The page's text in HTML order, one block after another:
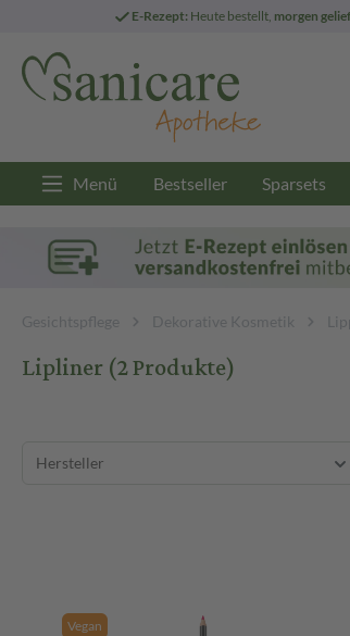
E-Rezept: Heute bestellt, morgen
Menü Bestseller Sparsets
Gesichtspflege Dekorative Kosmetik
Lipliner(2 Produkte)
Hersteller
Vegan